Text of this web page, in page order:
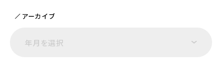
アーカイブ
年月を選択